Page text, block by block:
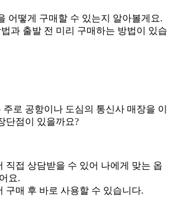
어떻게 구매할 수 있는지 알아볼게요.
과 출발 전 미리 구매하는 방법이 있습
로 공항이나 도심의 통신사 매장을 이
단점이 있을까요?
직접 상담받을 수 있어 나에게 맞는 옵
요.
구매 후 바로 사용할 수 있습니다.